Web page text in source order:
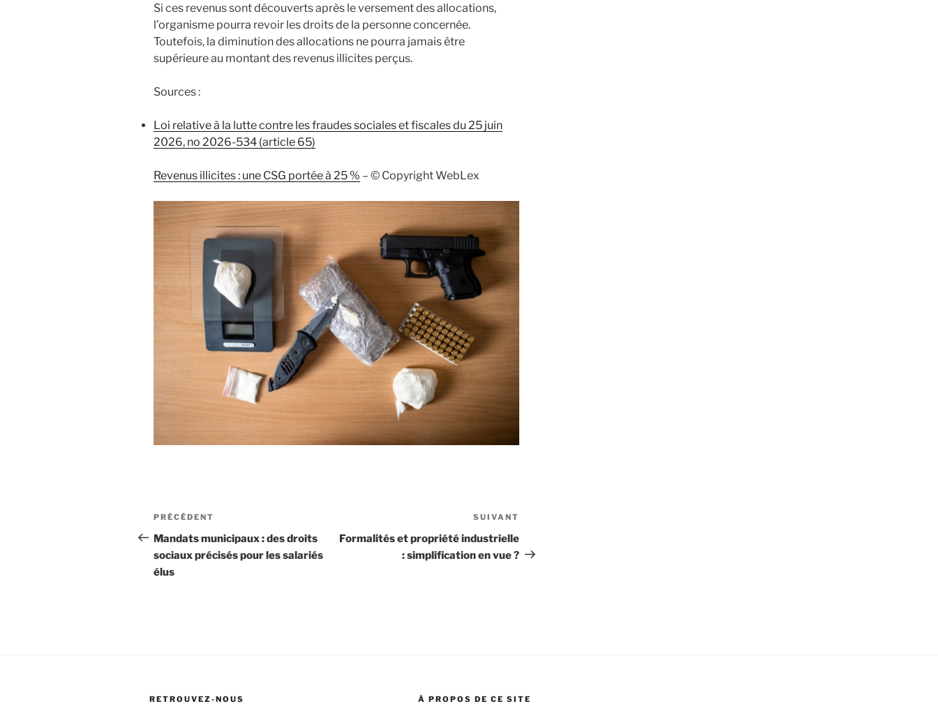
Si ces revenus sont découverts après le versement des allocations,
l’organisme pourra revoir les droits de la personne concernée.
Toutefois, la diminution des allocations ne pourra jamais être
supérieure au montant des revenus illicites perçus.
Sources :
Loi relative à la lutte contre les fraudes sociales et fiscales du 25 juin
2026, no 2026-534 (article 65)
Revenus illicites : une CSG portée à 25 % – © Copyright WebLex
Navigation
de
l’article
Article
précédent
PRÉCÉDENT
Mandats municipaux : des droits
sociaux précisés pour les salariés
élus
suivant
SUIVANT
Formalités et propriété industrielle
: simplification en vue ?
RETROUVEZ-NOUS À PROPOS DE CE SITE